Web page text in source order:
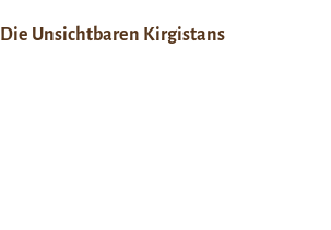
Die Unsichtbaren Kirgistans